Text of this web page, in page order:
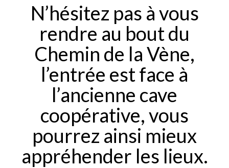
N’hésitez pas à vous
rendre au bout du
Chemin de la Vène,
l’entrée est face à
l’ancienne cave
coopérative, vous
pourrez ainsi mieux
appréhender les lieux.